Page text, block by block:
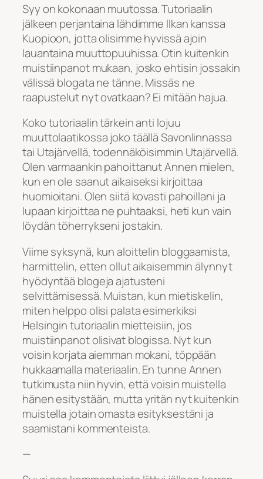
Syy on kokonaan muutossa. Tutoriaalin
jälkeen perjantaina lähdimme Ilkan kanssa
Kuopioon, jotta olisimme hyvissä ajoin
lauantaina muuttopuuhissa. Otin kuitenkin
muistiinpanot mukaan, josko ehtisin jossakin
välissä blogata ne tänne. Missäs ne
raapustelut nyt ovatkaan? Ei mitään hajua.
Koko tutoriaalin tärkein anti lojuu
muuttolaatikossa joko täällä Savonlinnassa
tai Utajärvellä, todennäköisimmin Utajärvellä.
Olen varmaankin pahoittanut Annen mielen,
kun en ole saanut aikaiseksi kirjoittaa
huomioitani. Olen siitä kovasti pahoillani ja
lupaan kirjoittaa ne puhtaaksi, heti kun vain
löydän töherrykseni jostakin.
Viime syksynä, kun aloittelin bloggaamista,
harmittelin, etten ollut aikaisemmin älynnyt
hyödyntää blogeja ajatusteni
selvittämisessä. Muistan, kun mietiskelin,
miten helppo olisi palata esimerkiksi
Helsingin tutoriaalin mietteisiin, jos
muistiinpanot olisivat blogissa. Nyt kun
voisin korjata aiemman mokani, töppään
hukkaamalla materiaalin. En tunne Annen
tutkimusta niin hyvin, että voisin muistella
hänen esitystään, mutta yritän nyt kuitenkin
muistella jotain omasta esityksestäni ja
saamistani kommenteista.
—